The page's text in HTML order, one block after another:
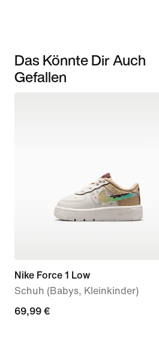
Das Könnte Dir Auch
Gefallen
Nike Force 1 Low
Schuh (Babys, Kleinkinder)
69,99 €
69,99 €